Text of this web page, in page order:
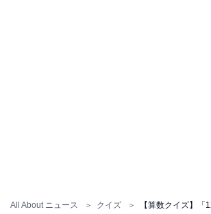
All About ニュース クイズ